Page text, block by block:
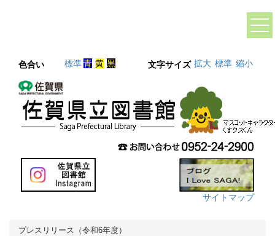
色合い 標準青 黄 黒 文字サイズ 拡大 標準 縮小
サイトマップ
プレスリリース（令和6年度）